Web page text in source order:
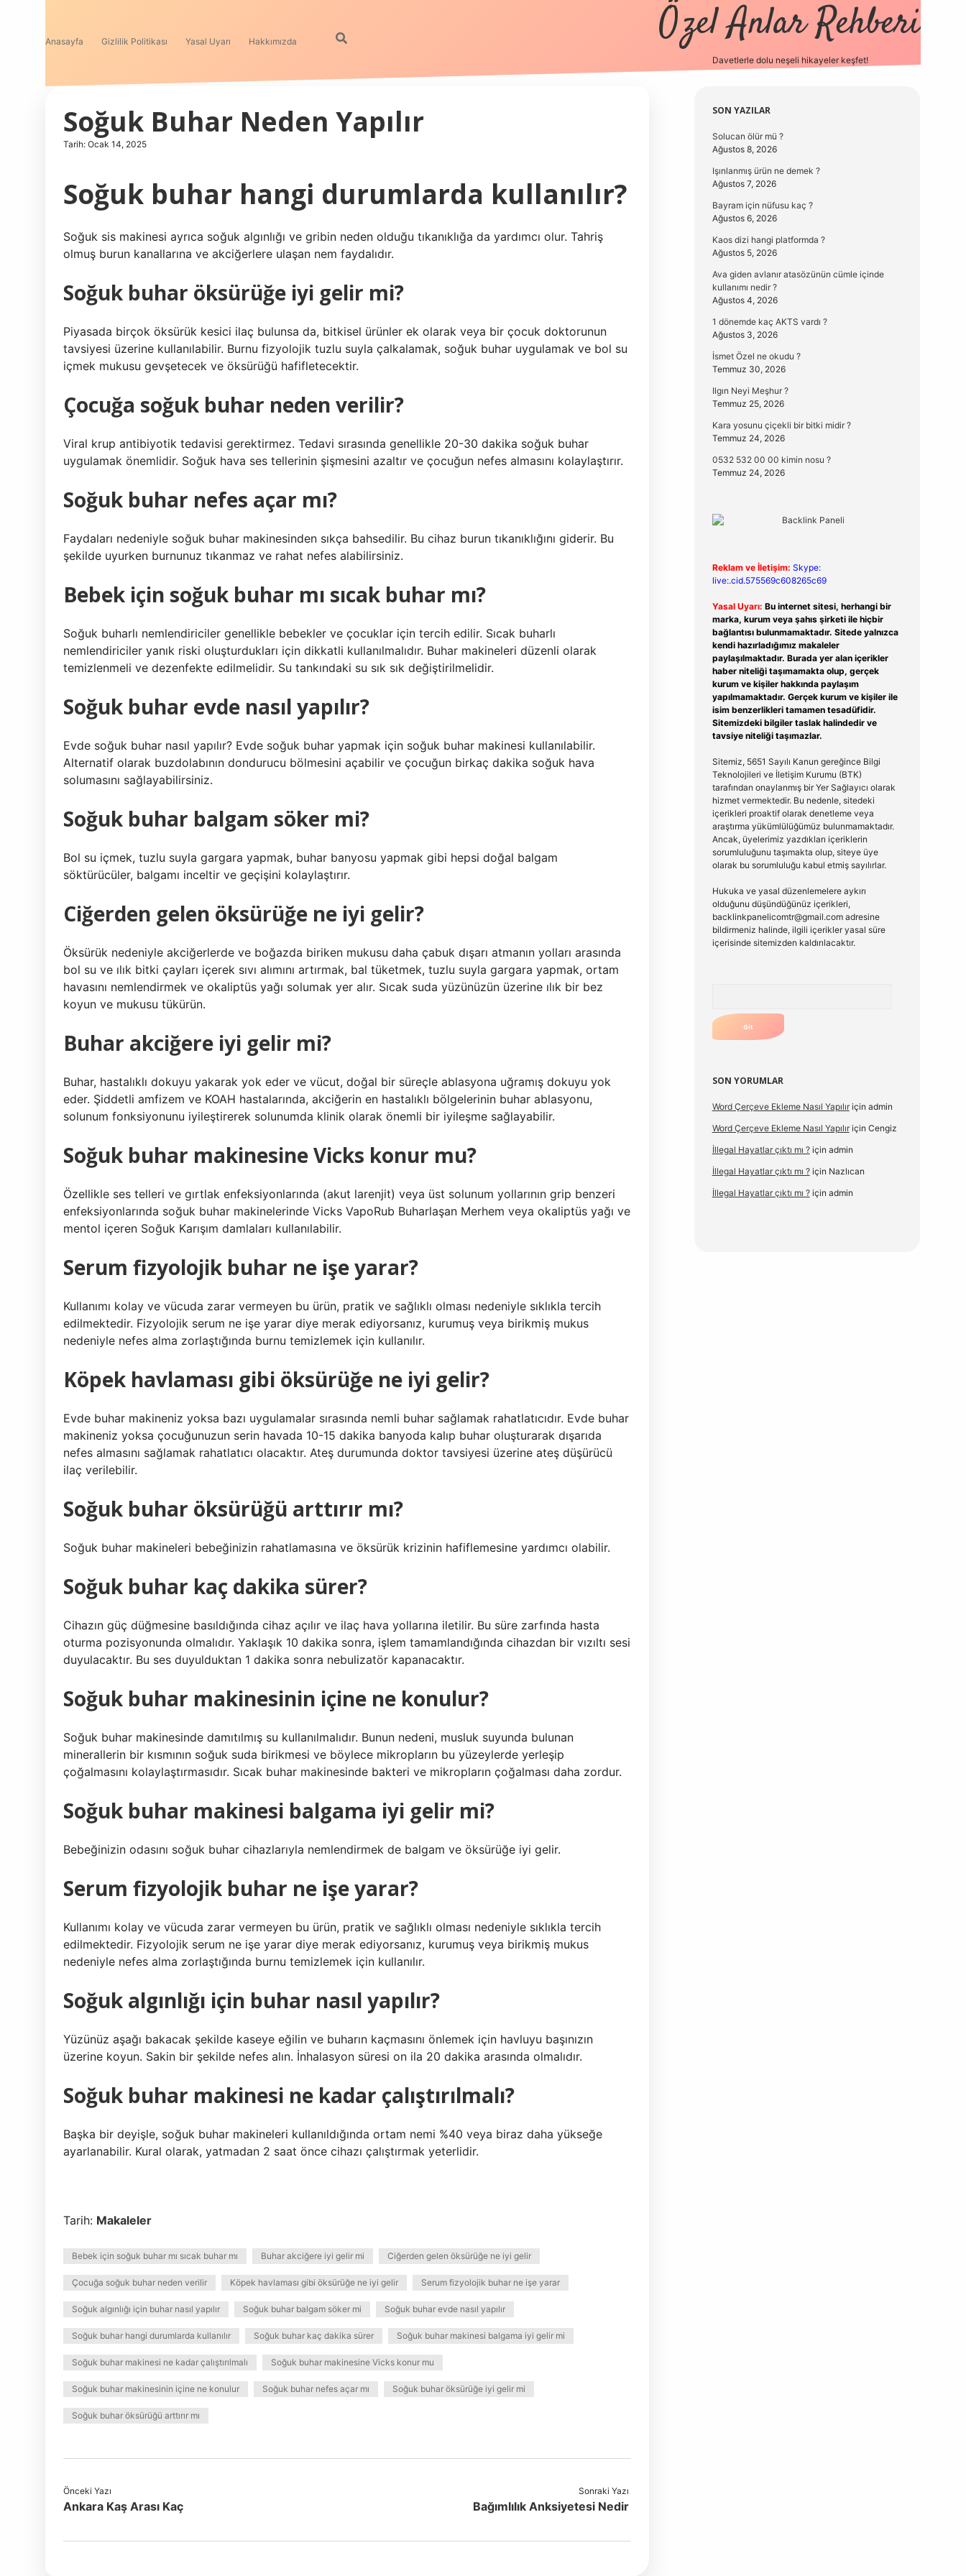
Anasayfa Gizlilik Politikası Yasal Uyarı Hakkımızda Özel Anlar Rehberi
Davetlerle dolu neşeli hikayeler keşfet!
Soğuk Buhar Neden Yapılır
Tarih: Ocak 14, 2025
Soğuk buhar hangi durumlarda kullanılır?
Soğuk sis makinesi ayrıca soğuk algınlığı ve gribin neden olduğu tıkanıklığa da yardımcı olur. Tahriş
olmuş burun kanallarına ve akciğerlere ulaşan nem faydalıdır.
Soğuk buhar öksürüğe iyi gelir mi?
Piyasada birçok öksürük kesici ilaç bulunsa da, bitkisel ürünler ek olarak veya bir çocuk doktorunun
tavsiyesi üzerine kullanılabilir. Burnu fizyolojik tuzlu suyla çalkalamak, soğuk buhar uygulamak ve bol su
içmek mukusu gevşetecek ve öksürüğü hafifletecektir.
Çocuğa soğuk buhar neden verilir?
Viral krup antibiyotik tedavisi gerektirmez. Tedavi sırasında genellikle 20-30 dakika soğuk buhar
uygulamak önemlidir. Soğuk hava ses tellerinin şişmesini azaltır ve çocuğun nefes almasını kolaylaştırır.
Soğuk buhar nefes açar mı?
Faydaları nedeniyle soğuk buhar makinesinden sıkça bahsedilir. Bu cihaz burun tıkanıklığını giderir. Bu
şekilde uyurken burnunuz tıkanmaz ve rahat nefes alabilirsiniz.
Bebek için soğuk buhar mı sıcak buhar mı?
Soğuk buharlı nemlendiriciler genellikle bebekler ve çocuklar için tercih edilir. Sıcak buharlı
nemlendiriciler yanık riski oluşturdukları için dikkatli kullanılmalıdır. Buhar makineleri düzenli olarak
temizlenmeli ve dezenfekte edilmelidir. Su tankındaki su sık sık değiştirilmelidir.
Soğuk buhar evde nasıl yapılır?
Evde soğuk buhar nasıl yapılır? Evde soğuk buhar yapmak için soğuk buhar makinesi kullanılabilir.
Alternatif olarak buzdolabının dondurucu bölmesini açabilir ve çocuğun birkaç dakika soğuk hava
solumasını sağlayabilirsiniz.
Soğuk buhar balgam söker mi?
Bol su içmek, tuzlu suyla gargara yapmak, buhar banyosu yapmak gibi hepsi doğal balgam
söktürücüler, balgamı inceltir ve geçişini kolaylaştırır.
Ciğerden gelen öksürüğe ne iyi gelir?
Öksürük nedeniyle akciğerlerde ve boğazda biriken mukusu daha çabuk dışarı atmanın yolları arasında
bol su ve ılık bitki çayları içerek sıvı alımını artırmak, bal tüketmek, tuzlu suyla gargara yapmak, ortam
havasını nemlendirmek ve okaliptüs yağı solumak yer alır. Sıcak suda yüzünüzün üzerine ılık bir bez
koyun ve mukusu tükürün.
Buhar akciğere iyi gelir mi?
Buhar, hastalıklı dokuyu yakarak yok eder ve vücut, doğal bir süreçle ablasyona uğramış dokuyu yok
eder. Şiddetli amfizem ve KOAH hastalarında, akciğerin en hastalıklı bölgelerinin buhar ablasyonu,
solunum fonksiyonunu iyileştirerek solunumda klinik olarak önemli bir iyileşme sağlayabilir.
Soğuk buhar makinesine Vicks konur mu?
Özellikle ses telleri ve gırtlak enfeksiyonlarında (akut larenjit) veya üst solunum yollarının grip benzeri
enfeksiyonlarında soğuk buhar makinelerinde Vicks VapoRub Buharlaşan Merhem veya okaliptüs yağı ve
mentol içeren Soğuk Karışım damlaları kullanılabilir.
Serum fizyolojik buhar ne işe yarar?
Kullanımı kolay ve vücuda zarar vermeyen bu ürün, pratik ve sağlıklı olması nedeniyle sıklıkla tercih
edilmektedir. Fizyolojik serum ne işe yarar diye merak ediyorsanız, kurumuş veya birikmiş mukus
nedeniyle nefes alma zorlaştığında burnu temizlemek için kullanılır.
Köpek havlaması gibi öksürüğe ne iyi gelir?
Evde buhar makineniz yoksa bazı uygulamalar sırasında nemli buhar sağlamak rahatlatıcıdır. Evde buhar
makineniz yoksa çocuğunuzun serin havada 10-15 dakika banyoda kalıp buhar oluşturarak dışarıda
nefes almasını sağlamak rahatlatıcı olacaktır. Ateş durumunda doktor tavsiyesi üzerine ateş düşürücü
ilaç verilebilir.
Soğuk buhar öksürüğü arttırır mı?
Soğuk buhar makineleri bebeğinizin rahatlamasına ve öksürük krizinin hafiflemesine yardımcı olabilir.
Soğuk buhar kaç dakika sürer?
Cihazın güç düğmesine basıldığında cihaz açılır ve ilaç hava yollarına iletilir. Bu süre zarfında hasta
oturma pozisyonunda olmalıdır. Yaklaşık 10 dakika sonra, işlem tamamlandığında cihazdan bir vızıltı sesi
duyulacaktır. Bu ses duyulduktan 1 dakika sonra nebulizatör kapanacaktır.
Soğuk buhar makinesinin içine ne konulur?
Soğuk buhar makinesinde damıtılmış su kullanılmalıdır. Bunun nedeni, musluk suyunda bulunan
minerallerin bir kısmının soğuk suda birikmesi ve böylece mikropların bu yüzeylerde yerleşip
çoğalmasını kolaylaştırmasıdır. Sıcak buhar makinesinde bakteri ve mikropların çoğalması daha zordur.
Soğuk buhar makinesi balgama iyi gelir mi?
Bebeğinizin odasını soğuk buhar cihazlarıyla nemlendirmek de balgam ve öksürüğe iyi gelir.
Serum fizyolojik buhar ne işe yarar?
Kullanımı kolay ve vücuda zarar vermeyen bu ürün, pratik ve sağlıklı olması nedeniyle sıklıkla tercih
edilmektedir. Fizyolojik serum ne işe yarar diye merak ediyorsanız, kurumuş veya birikmiş mukus
nedeniyle nefes alma zorlaştığında burnu temizlemek için kullanılır.
Soğuk algınlığı için buhar nasıl yapılır?
Yüzünüz aşağı bakacak şekilde kaseye eğilin ve buharın kaçmasını önlemek için havluyu başınızın
üzerine koyun. Sakin bir şekilde nefes alın. İnhalasyon süresi on ila 20 dakika arasında olmalıdır.
Soğuk buhar makinesi ne kadar çalıştırılmalı?
Başka bir deyişle, soğuk buhar makineleri kullanıldığında ortam nemi %40 veya biraz daha yükseğe
ayarlanabilir. Kural olarak, yatmadan 2 saat önce cihazı çalıştırmak yeterlidir.
Tarih: Makaleler
Bebek için soğuk buhar mı sıcak buhar mı Buhar akciğere iyi gelir mi Ciğerden gelen öksürüğe ne iyi gelir
Çocuğa soğuk buhar neden verilir Köpek havlaması gibi öksürüğe ne iyi gelir Serum fizyolojik buhar ne işe yarar
Soğuk algınlığı için buhar nasıl yapılır Soğuk buhar balgam söker mi Soğuk buhar evde nasıl yapılır
Soğuk buhar hangi durumlarda kullanılır Soğuk buhar kaç dakika sürer Soğuk buhar makinesi balgama iyi gelir mi
Soğuk buhar makinesi ne kadar çalıştırılmalı Soğuk buhar makinesine Vicks konur mu
Soğuk buhar makinesinin içine ne konulur Soğuk buhar nefes açar mı Soğuk buhar öksürüğe iyi gelir mi
Soğuk buhar öksürüğü arttırır mı
Önceki Yazı
Ankara Kaş Arası Kaç
Sonraki Yazı
Bağımlılık Anksiyetesi Nedir
Sidebar
SON YAZILAR
Solucan ölür mü ?
Ağustos 8, 2026
Işınlanmış ürün ne demek ?
Ağustos 7, 2026
Bayram için nüfusu kaç ?
Ağustos 6, 2026
Kaos dizi hangi platformda ?
Ağustos 5, 2026
Ava giden avlanır atasözünün cümle içinde
kullanımı nedir ?
Ağustos 4, 2026
1 dönemde kaç AKTS vardı ?
Ağustos 3, 2026
İsmet Özel ne okudu ?
Temmuz 30, 2026
Ilgın Neyi Meşhur ?
Temmuz 25, 2026
Kara yosunu çiçekli bir bitki midir ?
Temmuz 24, 2026
0532 532 00 00 kimin nosu ?
Temmuz 24, 2026
Reklam ve İletişim: Skype:
live:.cid.575569c608265c69
Yasal Uyarı: Bu internet sitesi, herhangi bir
marka, kurum veya şahıs şirketi ile hiçbir
bağlantısı bulunmamaktadır. Sitede yalnızca
kendi hazırladığımız makaleler
paylaşılmaktadır. Burada yer alan içerikler
haber niteliği taşımamakta olup, gerçek
kurum ve kişiler hakkında paylaşım
yapılmamaktadır. Gerçek kurum ve kişiler ile
isim benzerlikleri tamamen tesadüfidir.
Sitemizdeki bilgiler taslak halindedir ve
tavsiye niteliği taşımazlar.
Sitemiz, 5651 Sayılı Kanun gereğince Bilgi
Teknolojileri ve İletişim Kurumu (BTK)
tarafından onaylanmış bir Yer Sağlayıcı olarak
hizmet vermektedir. Bu nedenle, sitedeki
içerikleri proaktif olarak denetleme veya
araştırma yükümlülüğümüz bulunmamaktadır.
Ancak, üyelerimiz yazdıkları içeriklerin
sorumluluğunu taşımakta olup, siteye üye
olarak bu sorumluluğu kabul etmiş sayılırlar.
Hukuka ve yasal düzenlemelere aykırı
olduğunu düşündüğünüz içerikleri,
backlinkpanelicomtr@gmail.comadresine
bildirmeniz halinde, ilgili içerikler yasal süre
içerisinde sitemizden kaldırılacaktır.
SON YORUMLAR
Word Çerçeve Ekleme Nasıl Yapılıriçin admin
Word Çerçeve Ekleme Nasıl Yapılıriçin Cengiz
İllegal Hayatlar çıktı mı ?için admin
İllegal Hayatlar çıktı mı ?için Nazlıcan
İllegal Hayatlar çıktı mı ?için admin